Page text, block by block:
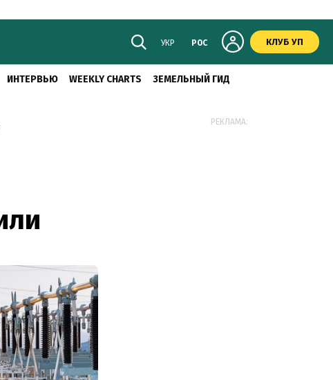
УКР РОС КЛУБ УП
ИНТЕРВЬЮ WEEKLY CHARTS ЗЕМЕЛЬНЫЙ ГИД
РЕКЛАМА: